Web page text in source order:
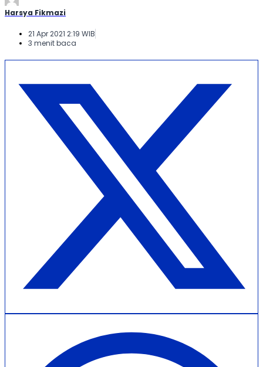
Harsya Fikmazi
21 Apr 2021 2:19 WIB
3 menit baca